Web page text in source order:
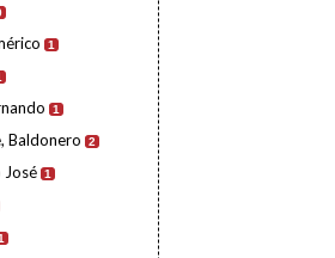
1
1
Baldonero 2
José 1